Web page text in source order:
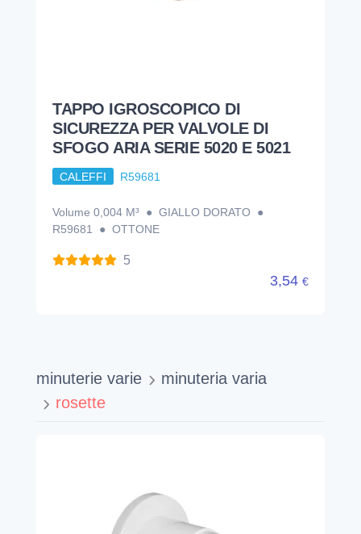
TAPPO IGROSCOPICO DI
SICUREZZA PER VALVOLE DI
SFOGO ARIA SERIE 5020 E 5021
CALEFFI R59681
Volume 0,004 M³ ● GIALLO DORATO ●
R59681 ● OTTONE
5
3,54 €
minuterie varie
minuteria varia
rosette